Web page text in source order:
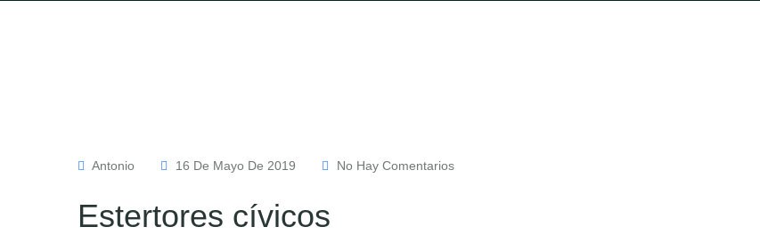
Antonio 16 De Mayo De 2019 No Hay Comentarios
Estertores cívicos